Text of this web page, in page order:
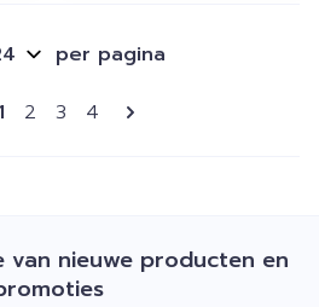
Pagina's
lees momenteel pagina
Pagina
2 Pagina
3 Pagina
4
per pagina
nieuwe producten en